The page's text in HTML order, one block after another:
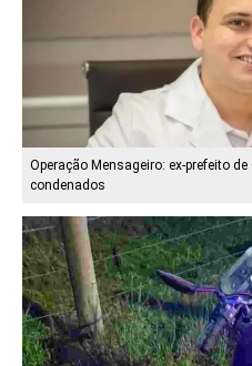
Operação Mensageiro: ex-prefeito
condenados